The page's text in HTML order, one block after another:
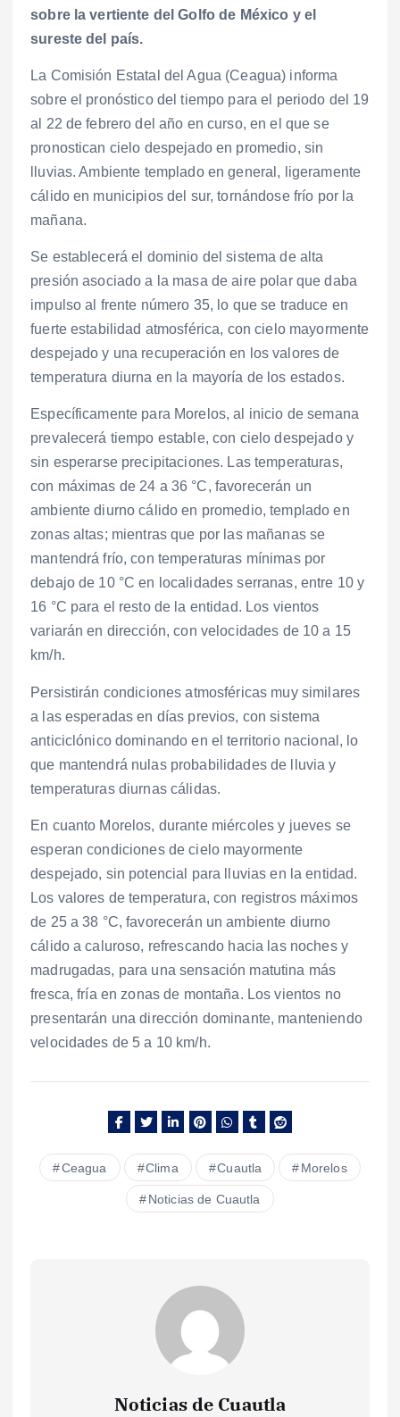
sobre la vertiente del Golfo de México y el
sureste del país.
La Comisión Estatal del Agua (Ceagua) informa
sobre el pronóstico del tiempo para el periodo del 19
al 22 de febrero del año en curso, en el que se
pronostican cielo despejado en promedio, sin
lluvias. Ambiente templado en general, ligeramente
cálido en municipios del sur, tornándose frío por la
mañana.
Se establecerá el dominio del sistema de alta
presión asociado a la masa de aire polar que daba
impulso al frente número 35, lo que se traduce en
fuerte estabilidad atmosférica, con cielo mayormente
despejado y una recuperación en los valores de
temperatura diurna en la mayoría de los estados.
Específicamente para Morelos, al inicio de semana
prevalecerá tiempo estable, con cielo despejado y
sin esperarse precipitaciones. Las temperaturas,
con máximas de 24 a 36 °C, favorecerán un
ambiente diurno cálido en promedio, templado en
zonas altas; mientras que por las mañanas se
mantendrá frío, con temperaturas mínimas por
debajo de 10 °C en localidades serranas, entre 10 y
16 °C para el resto de la entidad. Los vientos
variarán en dirección, con velocidades de 10 a 15
km/h.
Persistirán condiciones atmosféricas muy similares
a las esperadas en días previos, con sistema
anticiclónico dominando en el territorio nacional, lo
que mantendrá nulas probabilidades de lluvia y
temperaturas diurnas cálidas.
En cuanto Morelos, durante miércoles y jueves se
esperan condiciones de cielo mayormente
despejado, sin potencial para lluvias en la entidad.
Los valores de temperatura, con registros máximos
de 25 a 38 °C, favorecerán un ambiente diurno
cálido a caluroso, refrescando hacia las noches y
madrugadas, para una sensación matutina más
fresca, fría en zonas de montaña. Los vientos no
presentarán una dirección dominante, manteniendo
velocidades de 5 a 10 km/h.
Ceagua Clima Cuautla Morelos
Noticias de Cuautla
Noticias de Cuautla